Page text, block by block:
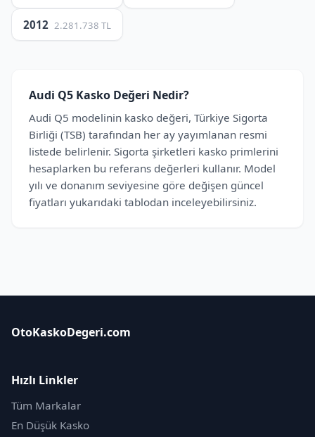
2012 2.281.738 TL
Audi Q5 Kasko Değeri Nedir?
Audi Q5 modelinin kasko değeri, Türkiye Sigorta
Birliği (TSB) tarafından her ay yayımlanan resmi
listede belirlenir. Sigorta şirketleri kasko primlerini
hesaplarken bu referans değerleri kullanır. Model
yılı ve donanım seviyesine göre değişen güncel
fiyatları yukarıdaki tablodan inceleyebilirsiniz.
OtoKaskoDegeri.com
Hızlı Linkler
Tüm Markalar
En Düşük Kasko